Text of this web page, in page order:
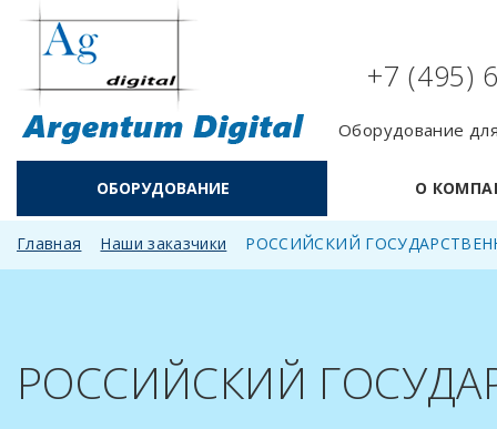
+7 (495)
Оборудование
ОБОРУДОВАНИЕ О
Главная Наши заказчики РОССИЙСКИЙ
РОССИЙСКИЙ